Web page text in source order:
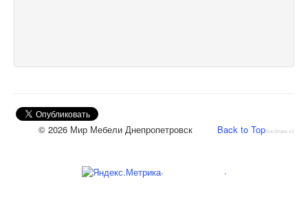
SocShare v2
Back to Top
© 2026 Мир Мебели Днепропетровск
. .